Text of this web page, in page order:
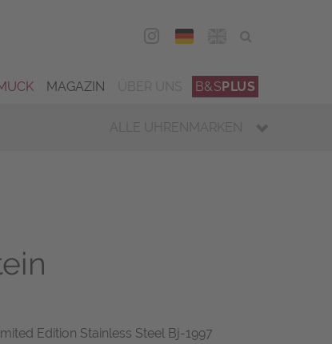
DEU
MAGAZIN B&SPLUS
ALLE UHRENMARKEN
Edition Stainless Steel Bj-1997